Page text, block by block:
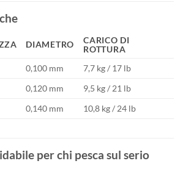
DIAMETRO
CARICO DI
ROTTURA
0,100 mm
7,7 kg / 17 lb
0,120 mm
9,5 kg / 21 lb
0,140 mm 10,8 kg / 24 lb
per chi pesca sul serio